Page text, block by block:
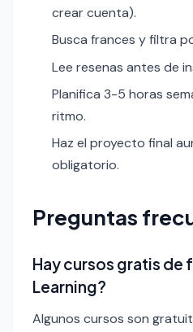
crear cuenta).
Busca frances y filtra
Lee resenas antes de
Planifica 3-5 horas
ritmo.
Haz el proyecto final
obligatorio.
Preguntas
Hay cursos gratis de
Learning?
Algunos cursos son